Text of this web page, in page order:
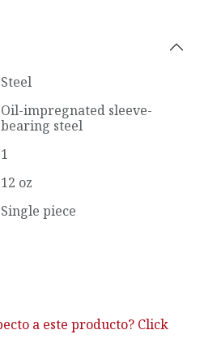
Steel
Oil-impregnated sleeve-
bearing steel
1
12 oz
Single piece
a este producto? Click